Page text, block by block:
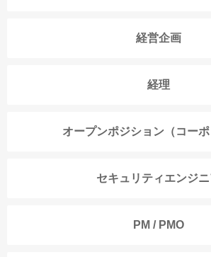
経営企画
経理
オープンポジション（コーポ
セキュリティエンジ
PM / PMO